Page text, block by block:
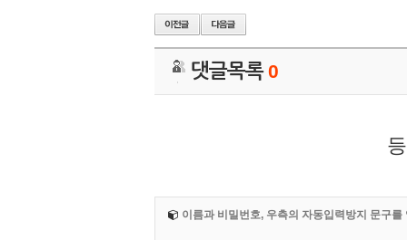
댓글목록0
이름과 비밀번호, 우측의 자동입력방지 문구를